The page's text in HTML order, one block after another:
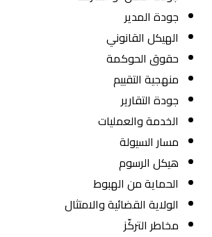
جودة المدير
الهيكل القانوني
حقوق الحوكمة
منهجية التقييم
جودة التقارير
الخدمة والعمليات
مسار السيولة
هيكل الرسوم
الحماية من الهبوط
الولاية القضائية والامتثال
مخاطر التركّز